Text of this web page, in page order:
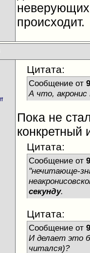
неверующих
происходит.
Цитата:
Сообщение от
А что, акронис
Пока не
конкретный
Цитата:
Сообщение от
"нечитающе-
секунду.
Цитата:
Сообщение от
И делает это
читался)?